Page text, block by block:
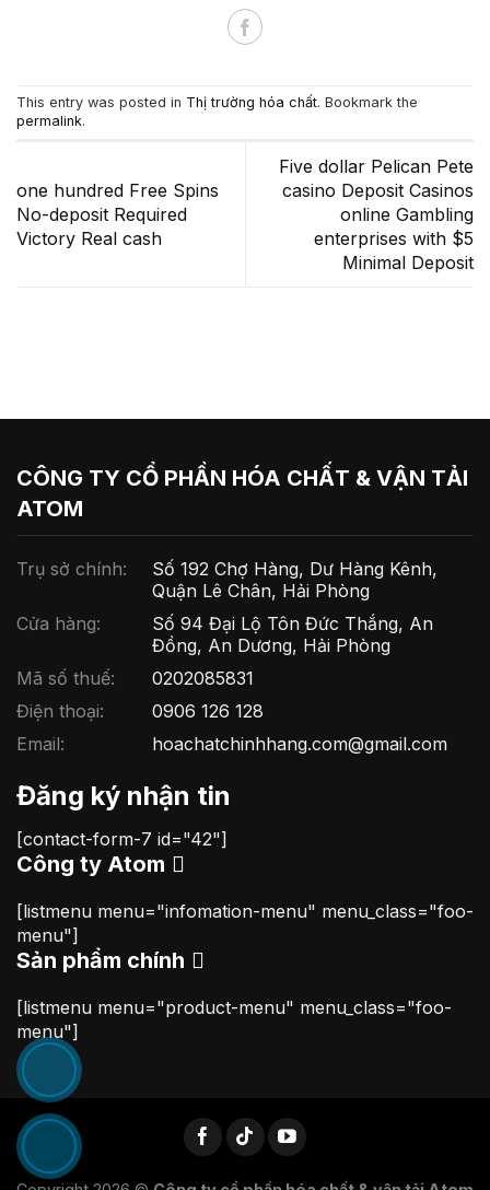
This entry was posted in Thị trường hóa chất. Bookmark the
permalink.
one hundred Free Spins
No-deposit Required
Victory Real cash
Five dollar Pelican Pete
casino Deposit Casinos
online Gambling
enterprises with $5
Minimal Deposit
CÔNG TY CỔ PHẦN HÓA CHẤT & VẬN TẢI
ATOM
Trụ sở chính:
Số 192 Chợ Hàng, Dư Hàng Kênh,
Quận Lê Chân, Hải Phòng
Cửa hàng:
Số 94 Đại Lộ Tôn Đức Thắng, An
Đồng, An Dương, Hải Phòng
Mã số thuế:
0202085831
Điện thoại:
0906 126 128
Email:
hoachatchinhhang.com@gmail.com
Đăng ký nhận tin
[contact-form-7 id="42"]
Công ty Atom
[listmenu menu="infomation-menu" menu_class="foo-
menu"]
Sản phẩm chính
[listmenu menu="product-menu" menu_class="foo-
menu"]